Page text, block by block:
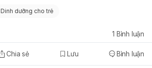
Dinh dưỡng cho trẻ
Chia sẻ Lưu Bình luận
1 Bình luận